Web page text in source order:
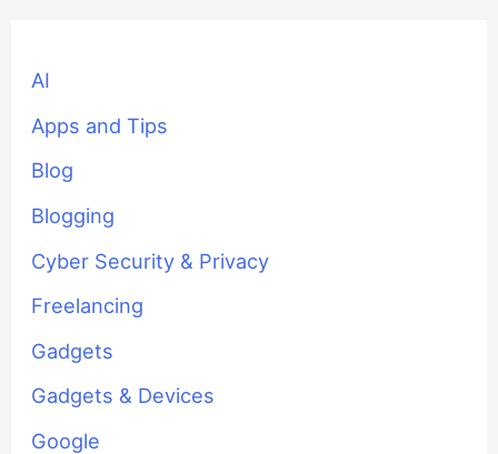
AI
Apps and Tips
Blog
Blogging
Cyber Security & Privacy
Freelancing
Gadgets
Gadgets & Devices
Google